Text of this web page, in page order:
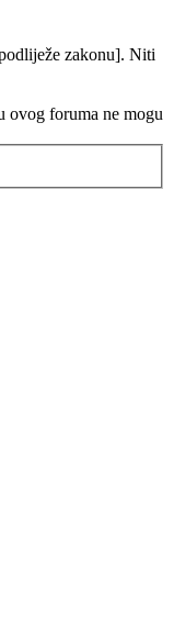
zakonu]. Niti
ovog foruma ne mogu